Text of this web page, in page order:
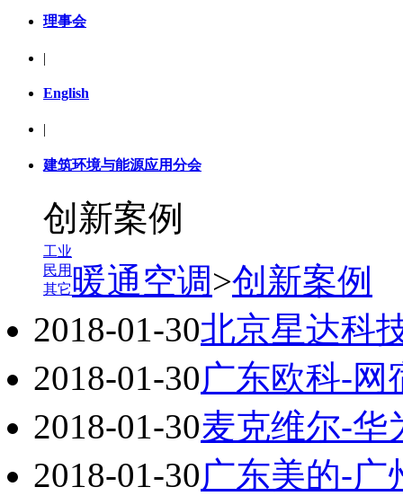
理事会
|
English
|
建筑环境与能源应用分会
创新案例
工业
民用
其它 暖通空调>创新案例
2018-01-30北京星达科
2018-01-30广东欧科-网
2018-01-30麦克维尔-华
2018-01-30广东美的-广